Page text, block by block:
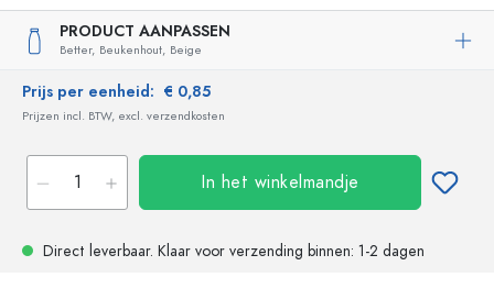
PRODUCT AANPASSEN
Better, Beukenhout, Beige
Prijs per eenheid: € 0,85
Prijzen incl. BTW, excl. verzendkosten
In het winkelmandje
Direct leverbaar. Klaar voor verzending binnen: 1-2 dagen